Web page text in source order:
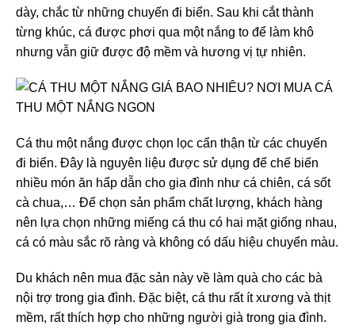
dày, chắc từ những chuyến đi biển. Sau khi cắt thành
từng khúc, cá được phơi qua một nắng to để làm khô
nhưng vẫn giữ được độ mềm và hương vị tự nhiên.
Cá thu một nắng được chọn lọc cẩn thận từ các chuyến
đi biển. Đây là nguyên liệu được sử dụng để chế biến
nhiều món ăn hấp dẫn cho gia đình như cá chiên, cá sốt
cà chua,… Để chọn sản phẩm chất lượng, khách hàng
nên lựa chọn những miếng cá thu có hai mặt giống nhau,
cá có màu sắc rõ ràng và không có dấu hiệu chuyển màu.
Du khách nên mua đặc sản này về làm quà cho các bà
nội trợ trong gia đình. Đặc biệt, cá thu rất ít xương và thịt
mềm, rất thích hợp cho những người già trong gia đình.